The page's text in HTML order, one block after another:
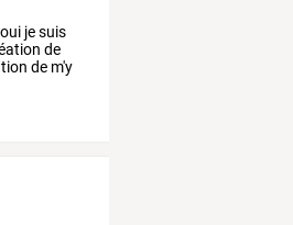
oui jesuis
de
de m'y